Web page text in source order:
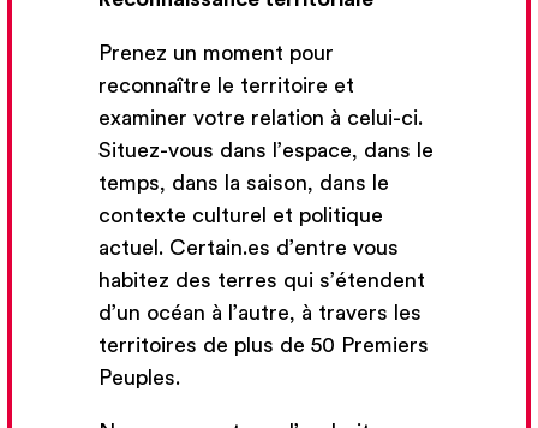
Prenez un moment pour
reconnaître le territoire et
examiner votre relation à celui-ci.
Situez-vous dans l’espace, dans le
temps, dans la saison, dans le
contexte culturel et politique
actuel. Certain.es d’entre vous
habitez des terres qui s’étendent
d’un océan à l’autre, à travers les
territoires de plus de 50 Premiers
Peuples.
sensible et culturellement responsable.
Ensemble, développons des pratiques
artistiques qui comblent les fossés, célèbrent la
diversité et promeuvent l’harmonie culturelle.